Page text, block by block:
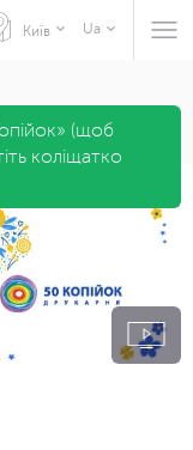
Київ Ua
(щоб
коліщатко